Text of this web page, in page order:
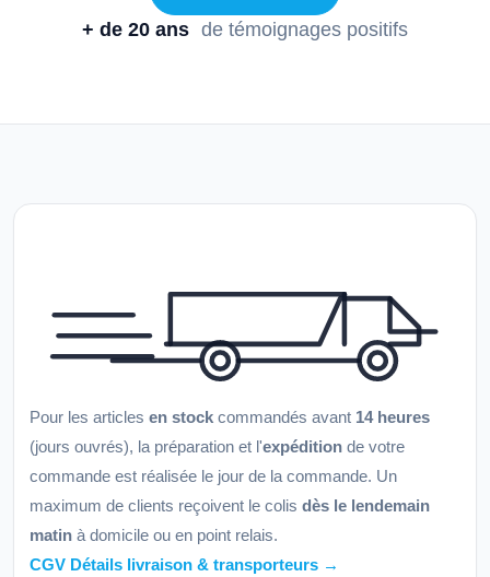
+ de 20 ans de témoignages positifs
Pour les articles en stock commandés avant 14 heures
(jours ouvrés), la préparation et l'expédition de votre
commande est réalisée le jour de la commande. Un
maximum de clients reçoivent le colis dès le lendemain
matin à domicile ou en point relais.
CGV Détails livraison & transporteurs →